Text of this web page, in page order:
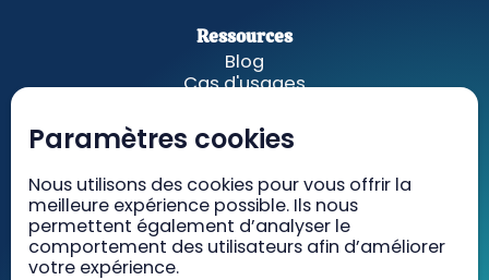
Paramètres cookies
Nous utilisons des cookies pour vous offrir la
meilleure expérience possible. Ils nous
permettent également d’analyser le
comportement des utilisateurs afin d’améliorer
votre expérience.
Ressources
Blog
Cas d'usages
A propos
GetWelcom
Tarifs
Recrutement
Contact